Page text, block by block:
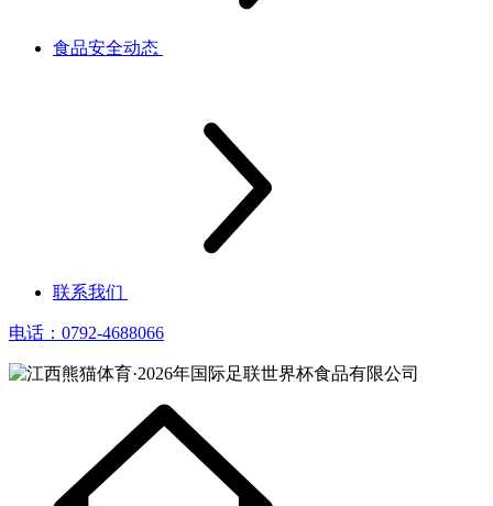
食品安全动态
联系我们
电话：0792-4688066